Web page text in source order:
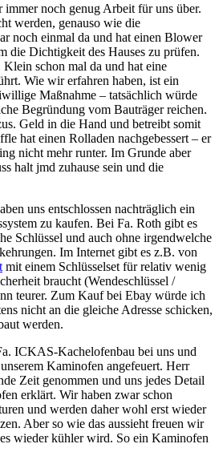
noch genug Arbeit für uns über.
werden, genauso wie die
noch einmal da und hat einen Blower
die Dichtigkeit des Hauses zu prüfen.
Klein schon mal da und hat eine
Wie wir erfahren haben, ist ein
Maßnahme – tatsächlich würde
Begründung vom Bauträger reichen.
Geld in die Hand und betreibt somit
hat einen Rolladen nachgebessert – er
nicht mehr runter. Im Grunde aber
halt jmd zuhause sein und die
uns entschlossen nachträglich ein
zu kaufen. Bei Fa. Roth gibt es
Schlüssel und auch ohne irgendwelche
Im Internet gibt es z.B. von
mit einem Schlüsselset für relativ wenig
braucht (Wendeschlüssel /
teurer. Zum Kauf bei Ebay würde ich
nicht an die gleiche Adresse schicken,
werden.
ICKAS-Kachelofenbau bei uns und
Kaminofen angefeuert. Herr
Zeit genommen und uns jedes Detail
erklärt. Wir haben zwar schon
und werden daher wohl erst wieder
Aber so wie das aussieht freuen wir
wieder kühler wird. So ein Kaminofen